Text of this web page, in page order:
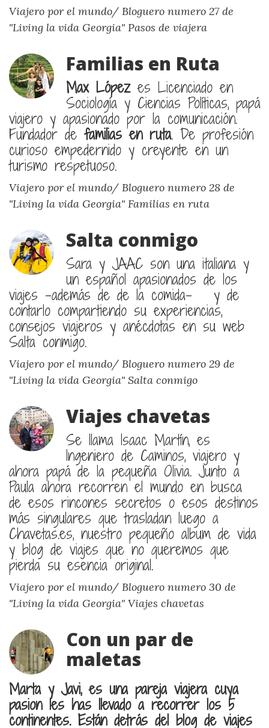
Viajero por el mundo/ Bloguero numero 27 de
"Living la vida Georgia" Pasos de viajera
Familias en Ruta
Max Lópezes Licenciado en
Sociología y Ciencias Políticas, papá
viajero y apasionado por la comunicación.
Fundador de familias en ruta. De profesión
curioso empedernido y creyente en un
turismo respetuoso.
Viajero por el mundo/ Bloguero numero 28 de
"Living la vida Georgia" Familias en ruta
Salta conmigo
Sara y JAAC son una italiana y
un español apasionados de los
viajes –además de de la comida– y de
contarlo compartiendo su experiencias,
consejos viajeros y anécdotas en su web
Salta conmigo.
Viajero por el mundo/ Bloguero numero 29 de
"Living la vida Georgia" Salta conmigo
Viajes chavetas
Se llama Isaac Martín, es
Ingeniero de Caminos, viajero y
ahora papá de la pequeña Olivia. Junto a
Paula ahora recorren el mundo en busca
de esos rincones secretos o esos destinos
más singulares que trasladan luego a
Chavetas.es, nuestro pequeño album de vida
y blog de viajes que no queremos que
pierda su esencia original.
Viajero por el mundo/ Bloguero numero 30 de
"Living la vida Georgia" Viajes chavetas
Con un par de
maletas
Marta y Javi, es una pareja viajera cuya
pasion les has llevado a recorrer los 5
continentes. Están detrás del blog de viajes